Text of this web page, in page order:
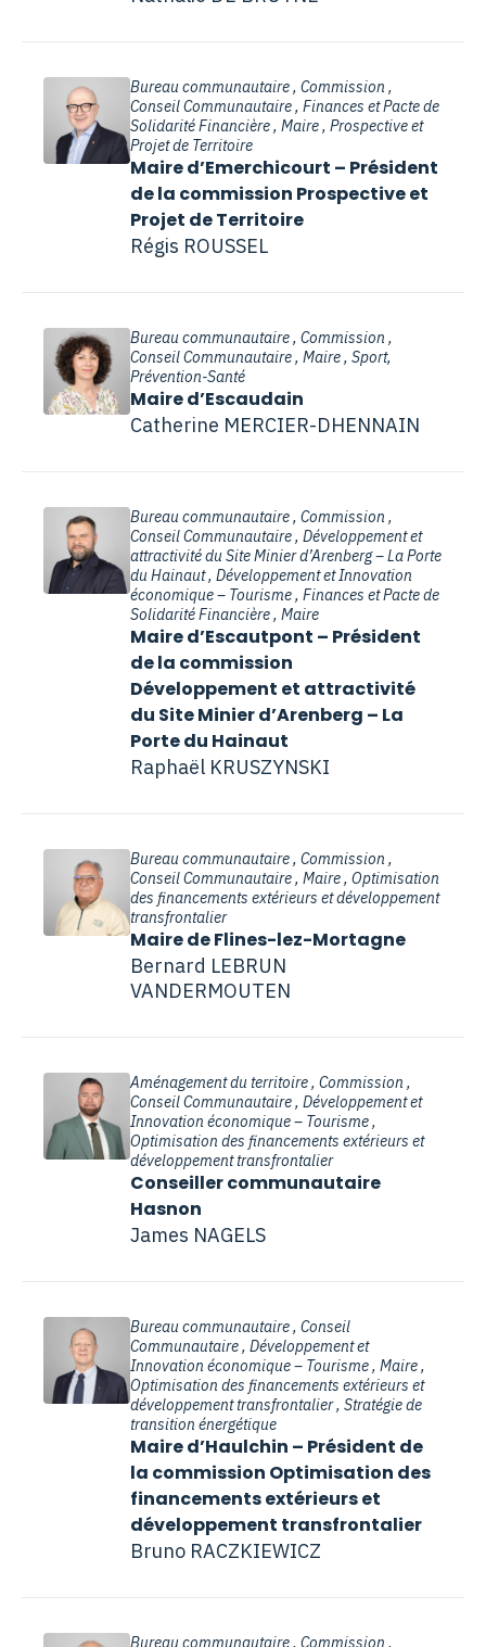
Bureau communautaire , Commission ,
Conseil Communautaire , Finances et Pacte de
Solidarité Financière , Maire , Prospective et
Projet de Territoire
Maire d’Emerchicourt – Président
de la commission Prospective et
Projet de Territoire
Régis ROUSSEL
Bureau communautaire , Commission ,
Conseil Communautaire , Maire , Sport,
Prévention-Santé
Maire d’Escaudain
Catherine MERCIER-DHENNAIN
Bureau communautaire , Commission ,
Conseil Communautaire , Développement et
attractivité du Site Minier d’Arenberg – La Porte
du Hainaut , Développement et Innovation
économique – Tourisme , Finances et Pacte de
Solidarité Financière , Maire
Maire d’Escautpont – Président
de la commission
Développement et attractivité
du Site Minier d’Arenberg – La
Porte du Hainaut
Raphaël KRUSZYNSKI
Bureau communautaire , Commission ,
Conseil Communautaire , Maire , Optimisation
des financements extérieurs et développement
transfrontalier
Maire de Flines-lez-Mortagne
Bernard LEBRUN
VANDERMOUTEN
Aménagement du territoire , Commission ,
Conseil Communautaire , Développement et
Innovation économique – Tourisme ,
Optimisation des financements extérieurs et
développement transfrontalier
Conseiller communautaire
Hasnon
James NAGELS
Bureau communautaire , Conseil
Communautaire , Développement et
Innovation économique – Tourisme , Maire ,
Optimisation des financements extérieurs et
développement transfrontalier , Stratégie de
transition énergétique
Maire d’Haulchin – Président de
la commission Optimisation des
financements extérieurs et
développement transfrontalier
Bruno RACZKIEWICZ
Bureau communautaire , Commission ,